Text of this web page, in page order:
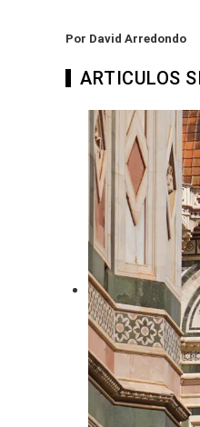
Por David Arredondo
ARTICULOS